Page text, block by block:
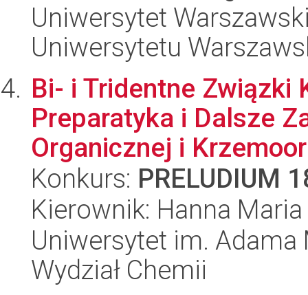
Uniwersytet
Uniwersytetu
Bi- i Tridentne Związki
Preparatyka i Dalsze
Organicznej i
Konkurs: PRELUDIUM
Kierownik: Hanna
Uniwersytet im.
Wydział Chemii